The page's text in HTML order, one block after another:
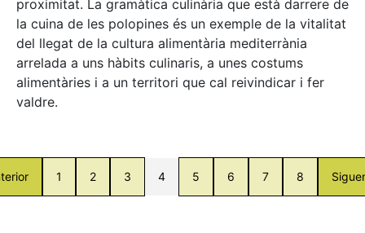
proximitat. La gramàtica culinària que està darrere de
la cuina de les polopines és un exemple de la vitalitat
del llegat de la cultura alimentària mediterrània
arrelada a uns hàbits culinaris, a unes costums
alimentàries i a un territori que cal reivindicar i fer
valdre.
1 2 3 4 5 6 7 8